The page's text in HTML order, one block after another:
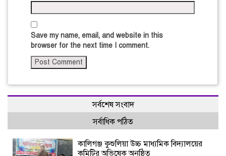
Save my name, email, and website in this
browser for the next time I comment.
সর্বশেষ সংবাদ
সর্বাধিক পঠিত
কালিগঞ্জ কুশুলিয়া উচ্চ মাধ্যমিক বিদ্যালয়ের
কমিটির অভিষেক অনুষ্ঠিত